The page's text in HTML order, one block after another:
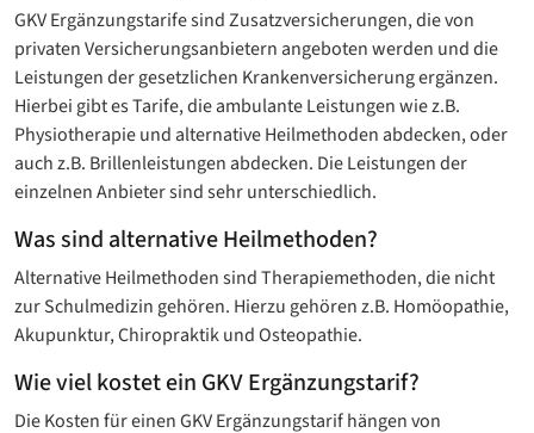
GKV Ergänzungstarife sind Zusatzversicherungen, die von
privaten Versicherungsanbietern angeboten werden und die
Leistungen der gesetzlichen Krankenversicherung ergänzen.
Hierbei gibt es Tarife, die ambulante Leistungen wie z.B.
Physiotherapie und alternative Heilmethoden abdecken, oder
auch z.B. Brillenleistungen abdecken. Die Leistungen der
einzelnen Anbieter sind sehr unterschiedlich.
Was sind alternative Heilmethoden?
Alternative Heilmethoden sind Therapiemethoden, die nicht
zur Schulmedizin gehören. Hierzu gehören z.B. Homöopathie,
Akupunktur, Chiropraktik und Osteopathie.
Wie viel kostet ein GKV Ergänzungstarif?
Die Kosten für einen GKV Ergänzungstarif hängen von